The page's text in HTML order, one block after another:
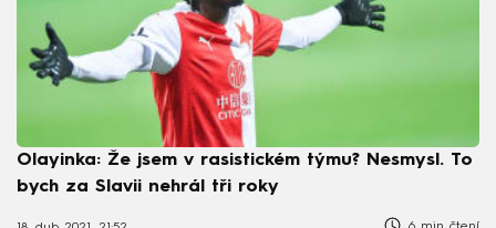
Olayinka: Že jsem v rasistickém týmu? Nesmysl. To
bych za Slavii nehrál tři roky